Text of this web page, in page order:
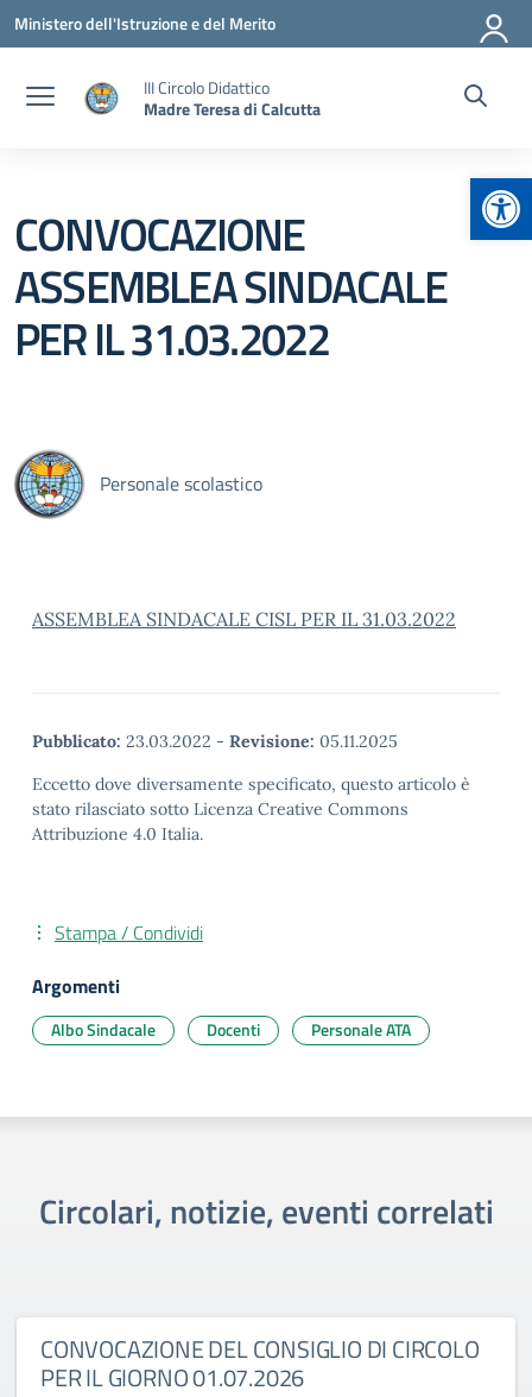
Vai ai contenuti
Vai al menu di navigazione
Vai al footer
Ministero dell'Istruzione e del Merito
III Circolo Didattico
Madre Teresa di Calcutta
CONVOCAZIONE
ASSEMBLEA SINDACALE
PER IL 31.03.2022
Personale scolastico
ASSEMBLEA SINDACALE CISL PER IL 31.03.2022
Pubblicato: 23.03.2022 - Revisione: 05.11.2025
Eccetto dove diversamente specificato, questo articolo è
stato rilasciato sotto Licenza Creative Commons
Attribuzione 4.0 Italia.
Stampa / Condividi
Argomenti
Albo Sindacale Docenti Personale ATA
Circolari, notizie, eventi correlati
CONVOCAZIONE DEL CONSIGLIO DI CIRCOLO
PER IL GIORNO 01.07.2026